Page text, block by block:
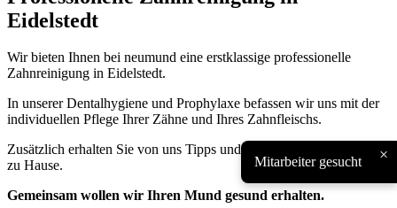
Eidelstedt
Wir bieten Ihnen bei neumund eine erstklassige professionelle
Zahnreinigung in Eidelstedt.
In unserer Dentalhygiene und Prophylaxe befassen wir uns mit der
individuellen Pflege Ihrer Zähne und Ihres Zahnfleischs.
Zusätzlich erhalten Sie von uns Tipps und Tricks für die Zahnpflege
zu Hause.
Gemeinsam wollen wir Ihren Mund gesund erhalten.
Mitarbeiter gesucht ×